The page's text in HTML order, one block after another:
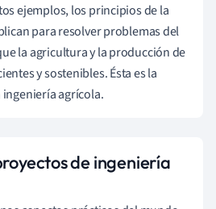
ejemplos, los principios de la
para resolver problemas del
la agricultura y la producción de
y sostenibles. Ésta es la
ingeniería agrícola.
de ingeniería